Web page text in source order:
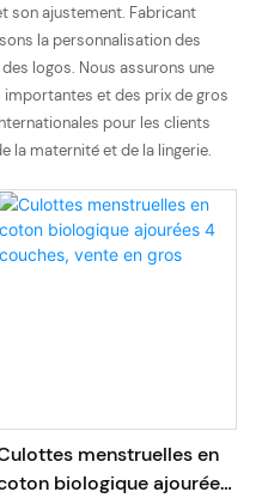
son ajustement. Fabricant
la personnalisation des
logos. Nous assurons une
et des prix de gros
pour les clients
la maternité et de la lingerie.
menstruelles en
biologique ajourées